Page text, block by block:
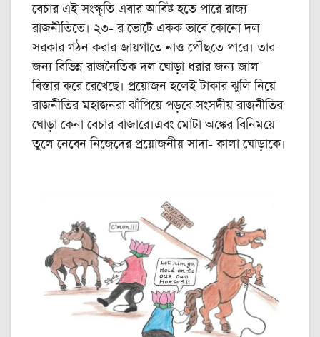
বেচার এই সংস্কৃতি এবার আবিষ্ট হতে পারে রাজ্য
রাজনীতিতে। ২৩- র ভোটে একক ভাবে কোনো দল
সরকার গঠন করার জায়গাতে নাও পৌঁছতে পারে। তার
জন্য বিভিন্ন রাজনৈতিক দল ঘোড়া ধরার জন্য জাল
বিস্তার করে রেখেছে। প্রয়োজন হলেই টাকার ঝুলি নিয়ে
রাজনীতির মহাজনরা ঝাঁপিয়ে পড়বে সংসদীয় রাজনীতির
ঘোড়া কেনা বেচার বাজারে।এবং মোটা অঙ্কের বিনিময়ে
তুলে নেবেন নিজেদের প্রয়োজনীয় সাদা- কালা ঘোড়াকে।